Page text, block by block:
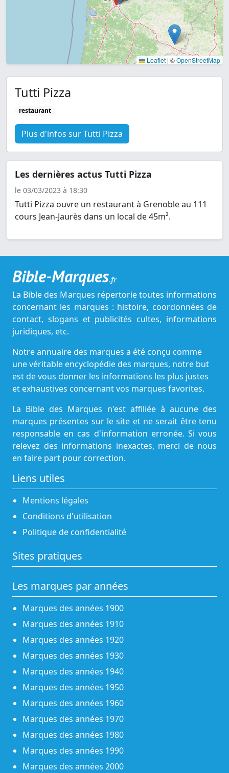
Leaflet | ©OpenStreetMap
Tutti Pizza
restaurant
Plus d'infos sur Tutti Pizza
Les dernières actus Tutti Pizza
le 03/03/2023 à 18:30
Tutti Pizza ouvre un restaurant à Grenoble au 111
cours Jean-Jaurès dans un local de 45m².
Bible-Marques.fr
La Bible des Marques répertorie toutes informations
concernant les marques : histoire, coordonnées de
contact, slogans et publicités cultes, informations
juridiques, etc.
Notre annuaire des marques a été conçu comme
une véritable encyclopédie des marques, notre but
est de vous donner les informations les plus justes
et exhaustives concernant vos marques favorites.
La Bible des Marques n'est affiliée à aucune des
marques présentes sur le site et ne serait être tenu
responsable en cas d'information erronée. Si vous
relevez des informations inexactes, merci de nous
en faire part pour correction.
Liens utiles
Mentions légales
Conditions d'utilisation
Politique de confidentialité
Sites pratiques
Les marques par années
Marques des années 1900
Marques des années 1910
Marques des années 1920
Marques des années 1930
Marques des années 1940
Marques des années 1950
Marques des années 1960
Marques des années 1970
Marques des années 1980
Marques des années 1990
Marques des années 2000